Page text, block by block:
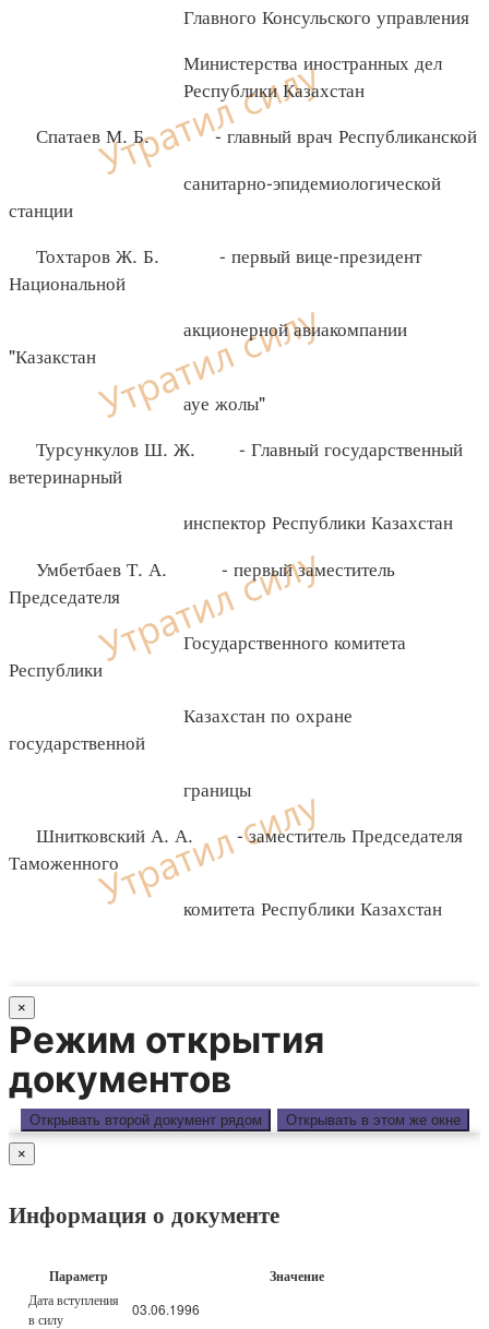
Главного Консульского управления
Министерства иностранных дел
Республики Казахстан
Спатаев М. Б. - главный врач Республиканской
санитарно-эпидемиологической
станции
Тохтаров Ж. Б. - первый вице-президент
Национальной
акционерной авиакомпании
"Казакстан
ауе жолы"
Турсункулов Ш. Ж. - Главный государственный
ветеринарный
инспектор Республики Казахстан
Умбетбаев Т. А. - первый заместитель
Председателя
Государственного комитета
Республики
Казахстан по охране
государственной
границы
Шнитковский А. А. - заместитель Председателя
Таможенного
комитета Республики Казахстан
×
Режим открытия
документов
Открывать второй документ рядом Открывать в этом же окне
×
Информация о документе
Параметр Значение
Дата вступления
в силу
03.06.1996